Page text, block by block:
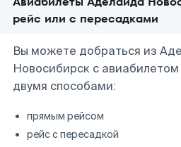
рейс или с пересадками
Вы можете добраться из
Новосибирск с авиабилетом
двумя способами:
прямым рейсом
рейс с пересадкой